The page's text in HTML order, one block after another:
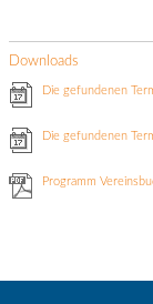
Downloads
Die gefundenen
Die gefundenen
Programm